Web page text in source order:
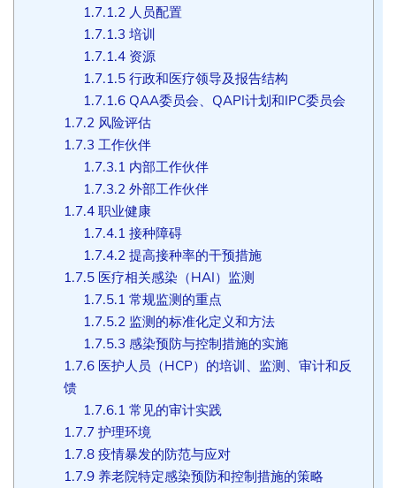
1.7.1.2 人员配置
1.7.1.3 培训
1.7.1.4 资源
1.7.1.5 行政和医疗领导及报告结构
1.7.1.6 QAA委员会、QAPI计划和IPC委员会
1.7.2风险评估
1.7.3 工作伙伴
1.7.3.1 内部工作伙伴
1.7.3.2 外部工作伙伴
1.7.4职业健康
1.7.4.1 接种障碍
1.7.4.2 提高接种率的干预措施
1.7.5医疗相关感染（HAI）监测
1.7.5.1 常规监测的重点
1.7.5.2 监测的标准化定义和方法
1.7.5.3 感染预防与控制措施的实施
1.7.6医护人员（HCP）的培训、监测、审计和反
馈
1.7.6.1 常见的审计实践
1.7.7护理环境
1.7.8疫情暴发的防范与应对
1.7.9养老院特定感染预防和控制措施的策略